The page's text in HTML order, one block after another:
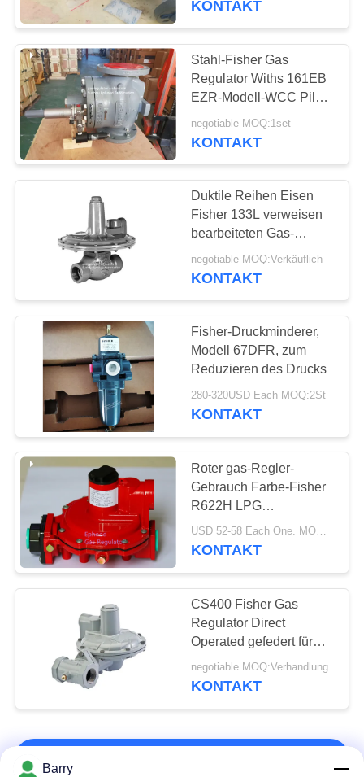
KONTAKT
Stahl-Fisher Gas
Regulator Withs 161EB
EZR-Modell-WCC Pilot-
Valve High Flow-Rate
negotiable MOQ:1set
KONTAKT
Duktile Reihen Eisen
Fisher 133L verweisen
bearbeiteten Gas-
druckreduzierenden
Regler
negotiable MOQ:Verkäuflich
KONTAKT
Fisher-Druckminderer,
Modell 67DFR, zum
Reduzieren des Drucks
280-320USD Each MOQ:2St
KONTAKT
Roter gas-Regler-
Gebrauch Farbe-Fisher
R622H LPG
Hochdruckfür das
Kochen, langes Leben
USD 52-58 Each One. MOQ:10sets
KONTAKT
CS400 Fisher Gas
Regulator Direct
Operated gefedert für
Gas-Kessel
negotiable MOQ:Verhandlung
KONTAKT
Barry